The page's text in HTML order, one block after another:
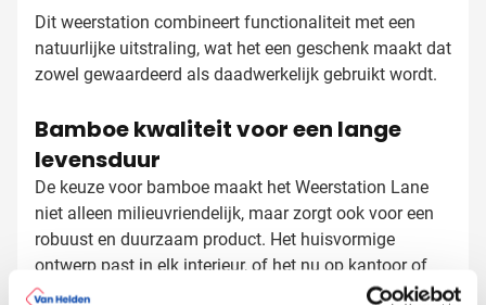
Dit weerstation combineert functionaliteit met een
natuurlijke uitstraling, wat het een geschenk maakt dat
zowel gewaardeerd als daadwerkelijk gebruikt wordt.
Bamboe kwaliteit voor een lange
levensduur
De keuze voor bamboe maakt het Weerstation Lane
niet alleen milieuvriendelijk, maar zorgt ook voor een
robuust en duurzaam product. Het huisvormige
ontwerp past in elk interieur, of het nu op kantoor of
thuis wordt gebruikt. De batterijen zijn al inbegrepen,